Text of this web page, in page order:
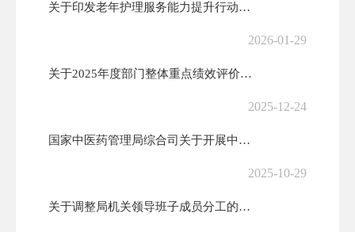
关于印发老年护理服务能力提升行动方案的通知
2026-01-29
关于2025年度部门整体重点绩效评价问题整改的报告
2025-12-24
国家中医药管理局综合司关于开展中医药标准化研究转化中心建设的通知
2025-10-29
关于调整局机关领导班子成员分工的通知